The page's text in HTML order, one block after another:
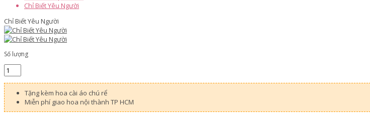
Chỉ Biết Yêu Người
Chỉ Biết Yêu Người
Số lượng
Tặng kèm hoa cài áo chú rể
Miễn phí giao hoa nội thành TP HCM